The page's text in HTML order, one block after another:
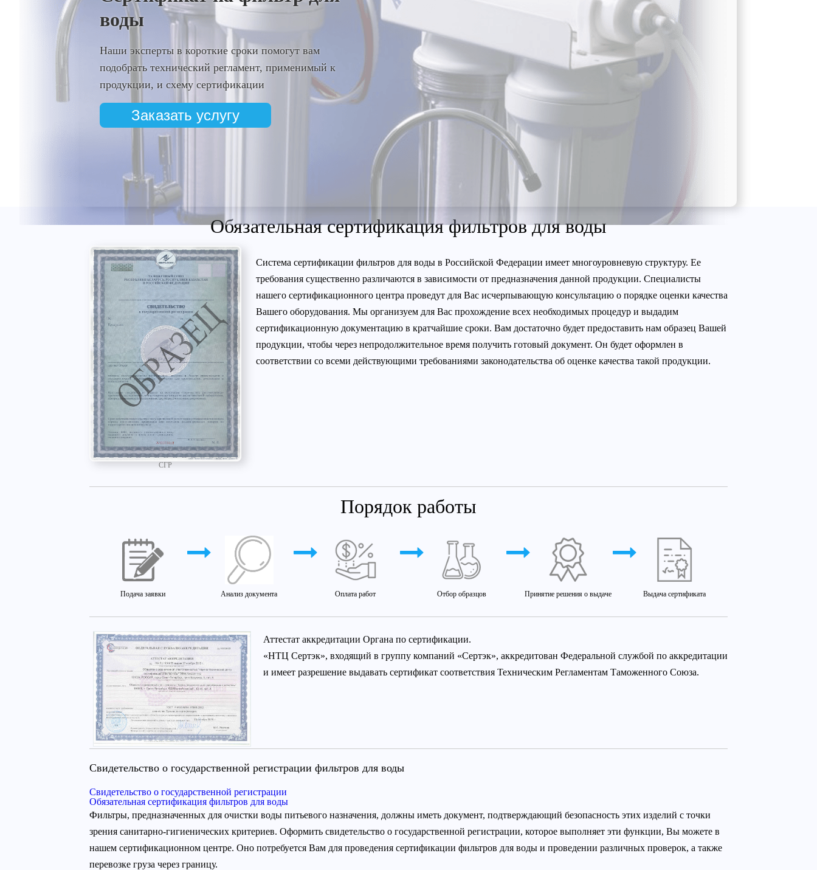
воды
Наши эксперты в короткие сроки помогут вам
подобрать технический регламент, применимый к
продукции, и схему сертификации
Заказать услугу
Обязательная сертификация фильтров для воды
СГР
Система сертификации фильтров для воды в Российской Федерации имеет многоуровневую структуру. Ее
требования существенно различаются в зависимости от предназначения данной продукции. Специалисты
нашего сертификационного центра проведут для Вас исчерпывающую консультацию о порядке оценки качества
Вашего оборудования. Мы организуем для Вас прохождение всех необходимых процедур и выдадим
сертификационную документацию в кратчайшие сроки. Вам достаточно будет предоставить нам образец Вашей
продукции, чтобы через непродолжительное время получить готовый документ. Он будет оформлен в
соответствии со всеми действующими требованиями законодательства об оценке качества такой продукции.
Порядок работы
Подача заявки Анализ документа Оплата работ Отбор образцов Принятие решения о выдаче Выдача сертификата
Аттестат аккредитации Органа по сертификации.
«НТЦ Сертэк», входящий в группу компаний «Сертэк», аккредитован Федеральной службой по аккредитации
и имеет разрешение выдавать сертификат соответствия Техническим Регламентам Таможенного Союза.
Свидетельство о государственной регистрации фильтров для воды
Свидетельство о государственной регистрации
Обязательная сертификация фильтров для воды
Фильтры, предназначенных для очистки воды питьевого назначения, должны иметь документ, подтверждающий безопасность этих изделий с точки
зрения санитарно-гигиенических критериев. Оформить свидетельство о государственной регистрации, которое выполняет эти функции, Вы можете в
нашем сертификационном центре. Оно потребуется Вам для проведения сертификации фильтров для воды и проведении различных проверок, а также
перевозке груза через границу.